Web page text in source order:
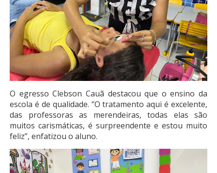
O egresso Clebson Cauã destacou que o ensino da
escola é de qualidade. ‘’O tratamento aqui é excelente,
das professoras as merendeiras, todas elas são
muitos carismáticas, é surpreendente e estou muito
feliz”, enfatizou o aluno.